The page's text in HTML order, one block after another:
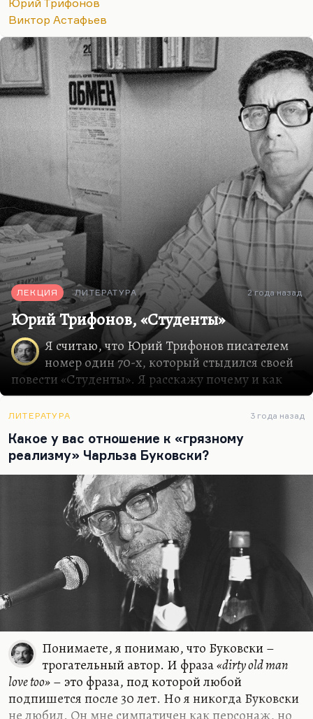
Юрий Трифонов
Виктор Астафьев
ЛЕКЦИЯ ЛИТЕРАТУРА 2 года назад
Юрий Трифонов, «Студенты»
Я считаю, что Юрий Трифонов писателем
номер один 70-х, который стыдился своей
повести «Студенты». Я расскажу почему и как
ему в каком-то смысле удалось ее переписать.
Также расскажу о том, как «Московские повести»
открыли Советский Союз для европейского
читателя, и о писательском стиле Юрия
Трифонова.
1970-е самое интересное десятилетие, как я
думаю, в истории советской литературы.
Десятилетия, с одной стороны, застойного,
чрезвычайно мрачного, бесперспективного,
когда казалось, что Советский Союз будет вечно
умирать, как какая-нибудь социалистическая
Венеция, а с другой стороны, никогда, вот здесь
я за свои слова отвечаю, никогда, ни в
двадцатые, ни в шестидесятые, не работало…
ЛИТЕРАТУРА 3 года назад
Какое у вас отношение к «грязному
реализму» Чарльза Буковски?
Понимаете, я понимаю, что Буковски –
трогательный автор. И фраза«dirty old man
love too»– это фраза, под которой любой
подпишется после 30 лет. Но я никогда Буковски
не любил. Он мне симпатичен как персонаж, но